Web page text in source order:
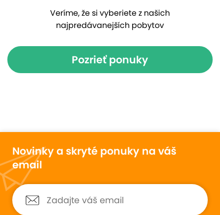
Veríme, že si vyberiete z našich
najpredávanejších pobytov
Pozrieť ponuky
Novinky a skryté ponuky na váš
email